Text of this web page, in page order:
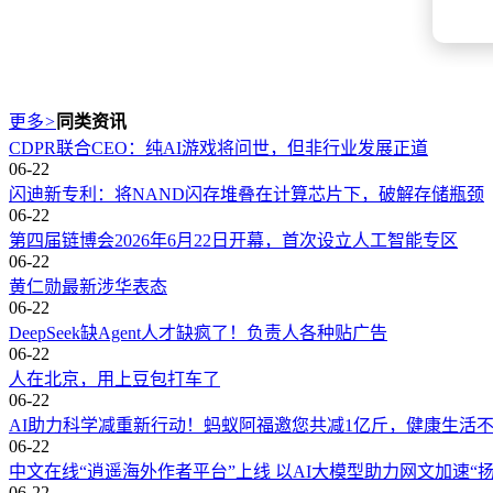
更多> 同类资讯
CDPR联合CEO：纯AI游戏将问世，但非行业发展正道
06-22
闪迪新专利：将NAND闪存堆叠在计算芯片下，破解存储瓶颈
06-22
第四届链博会2026年6月22日开幕，首次设立人工智能专区
06-22
黄仁勋最新涉华表态
06-22
DeepSeek缺Agent人才缺疯了！负责人各种贴广告
06-22
人在北京，用上豆包打车了
06-22
AI助力科学减重新行动！蚂蚁阿福邀您共减1亿斤，健康生活
06-22
中文在线“逍遥海外作者平台”上线 以AI大模型助力网文加速“